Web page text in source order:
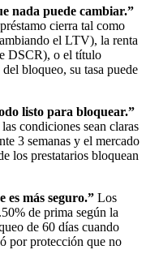
nada puede cambiar.”
cierra tal como
el LTV), la renta
DSCR), o el título
bloqueo, su tasa puede
listo para bloquear.”
condiciones sean claras
3 semanas y el mercado
los prestatarios bloquean
es más seguro.” Los
de prima según la
de 60 días cuando
por protección que no